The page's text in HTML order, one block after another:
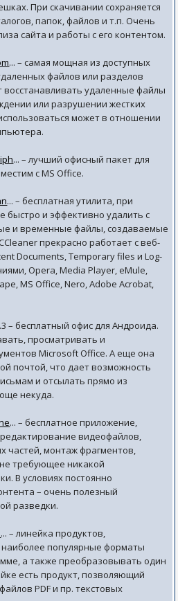
При скачивании сохраняется
папок, файлов и т.п. Очень
сайта и работы с его контентом.
... – самая мощная из доступных
файлов или разделов
удаленные файлы
или разрушении жестких
может в отношении
... – лучший офисный пакет для
с MS Office.
... – бесплатная утилита, при
и эффективно удалить с
и временные файлы, создаваемые
прекрасно работает с веб-
Documents, Temporary files и Log-
Opera, Media Player, eMule,
MS Office, Nero, Adobe Acrobat,
– бесплатный офис для Андроида.
просматривать и
Microsoft Office. А еще она
почтой, что дает возможность
и отсылать прямо из
некуда.
... – бесплатное приложение,
видеофайлов,
частей, монтаж фрагментов,
требующее никакой
В условиях постоянно
– очень полезный
разведки.
... – линейка продуктов,
популярные форматы
а также преобразовывать один
есть продукт, позволяющий
PDF и пр. текстовых